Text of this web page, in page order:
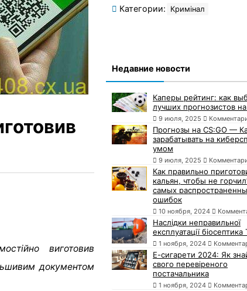
виготовив
документом
Категории: Кримінал
Недавние новости
Каперы рейтинг: как
лучших прогнозистов
9 июля, 2025
Прогнозы на CS:GO —
зарабатывать на
умом
9 июля, 2025
Как правильно
кальян, чтобы не
самых
ошибок
10 ноября, 2024
Наслідки неправильної
експлуатації біосептика
1 ноября, 2024
Е-сигарети 2024: Як
свого перевіреного
постачальника
1 ноября, 2024